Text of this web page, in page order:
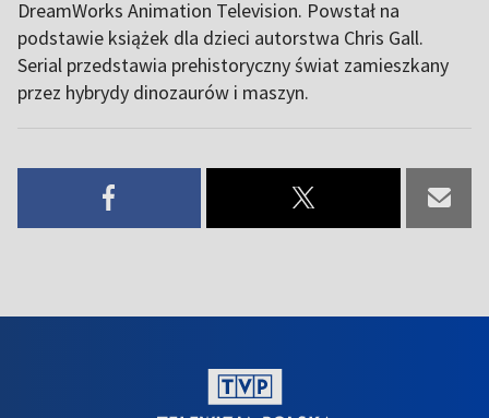
DreamWorks Animation Television. Powstał na
podstawie książek dla dzieci autorstwa Chris Gall.
Serial przedstawia prehistoryczny świat zamieszkany
przez hybrydy dinozaurów i maszyn.